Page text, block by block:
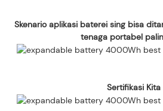
Skenario aplikasi baterei sing bisa
tenaga portabel
Sertifikasi Kita